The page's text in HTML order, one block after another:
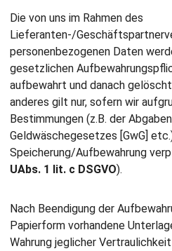
Die von uns im Rahmen des
Lieferanten-/
personenbezogenen Daten
gesetzlichen
aufbewahrt und danach
anderes gilt nur, sofern wir
Bestimmungen (z.B. der
Geldwäschegesetzes [GwG]
Speicherung/Aufbewahrung
UAbs. 1 lit. c DSGVO).
Nach Beendigung der
Papierform vorhandene
Wahrung jeglicher